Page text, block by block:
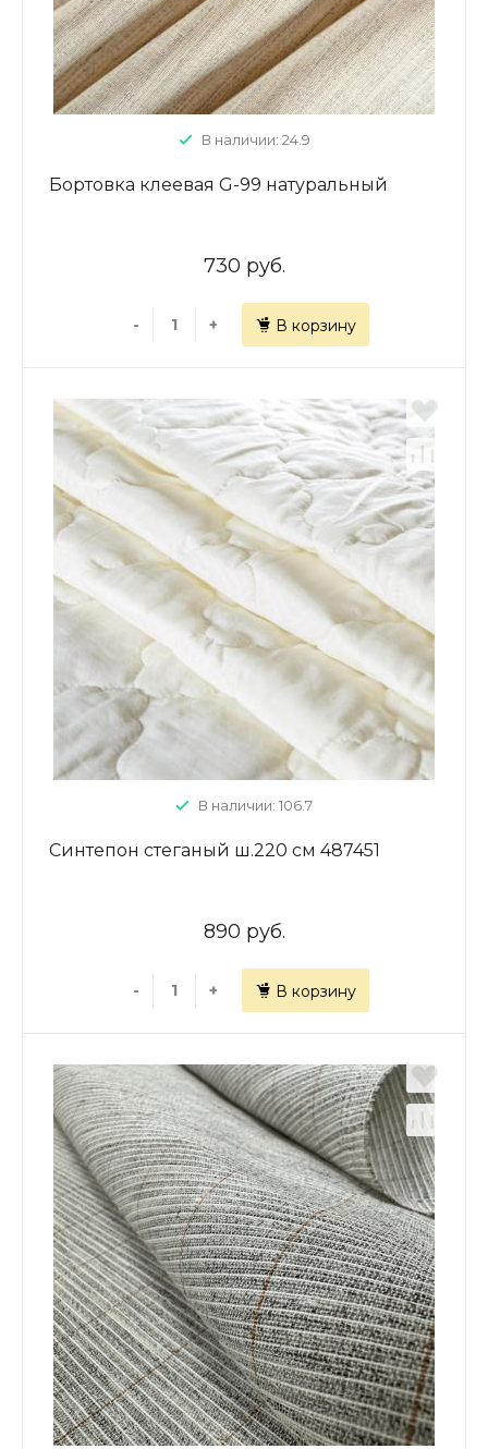
В наличии: 24.9
Бортовка клеевая G-99 натуральный
730 руб.
- + В корзину
В наличии: 106.7
Синтепон стеганый ш.220 см 487451
890 руб.
- + В корзину